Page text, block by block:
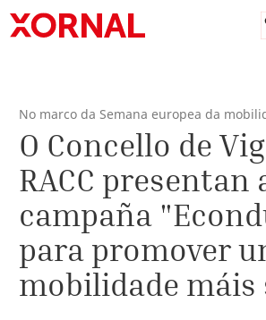
No marco da Semana europea da
O Concello de
RACC presentan
campaña
para promover
mobilidade máis